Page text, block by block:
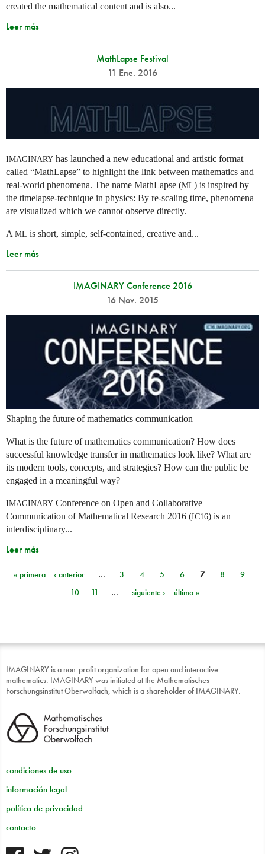
created the mathematical content and is also...
Leer más
MathLapse Festival
11 Ene. 2016
IMAGINARY has launched a new educational and artistic format
called “MathLapse” to highlight the link between mathematics and
real-world phenomena. The name MathLapse (ML) is inspired by
the timelapse-technique in physics: By re-scaling time, phenomena
are visualized which we cannot observe directly.
A ML is short, simple, self-contained, creative and...
Leer más
IMAGINARY Conference 2016
16 Nov. 2015
Shaping the future of mathematics communication
What is the future of mathematics communication? How does
successful knowledge transfer in mathematics look like? What are
its modern tools, concepts, and strategies? How can the public be
engaged in a meaningful way?
IMAGINARY Conference on Open and Collaborative
Communication of Mathematical Research 2016 (IC16) is an
interdisciplinary...
Leer más
Páginas
« primera ‹ anterior … 3 4 5 6 7 8
9
10
11 … siguiente › última »
IMAGINARY is a non-profit organization for open and interactive
mathematics. IMAGINARY was initiated at the Mathematisches
Forschungsinstitut Oberwolfach, which is a shareholder of IMAGINARY.
condiciones de uso
información legal
política de privacidad
contacto